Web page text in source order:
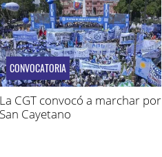
CONVOCATORIA
La CGT convocó a marchar por
San Cayetano